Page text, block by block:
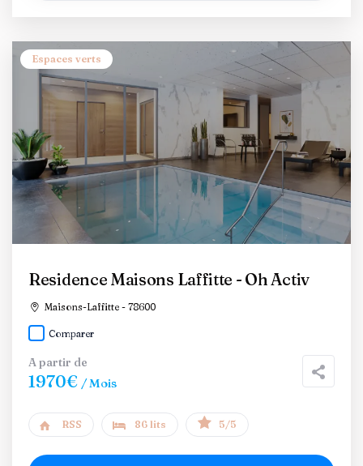
Espaces verts
Residence Maisons Laffitte - Oh Activ
Maisons-Laffitte - 78600
Comparer
A partir de
1970€ / Mois
RSS 86 lits 5/5